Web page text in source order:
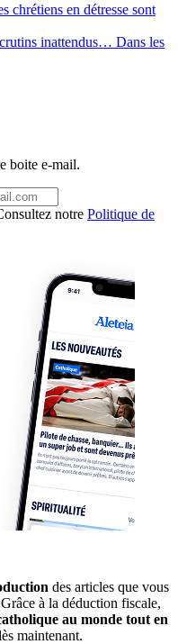
chrétiens en détresse sont
inattendus… Dans les
boite e-mail.
notre Politique de
des articles que vous
à la déduction fiscale,
au monde tout en
maintenant.